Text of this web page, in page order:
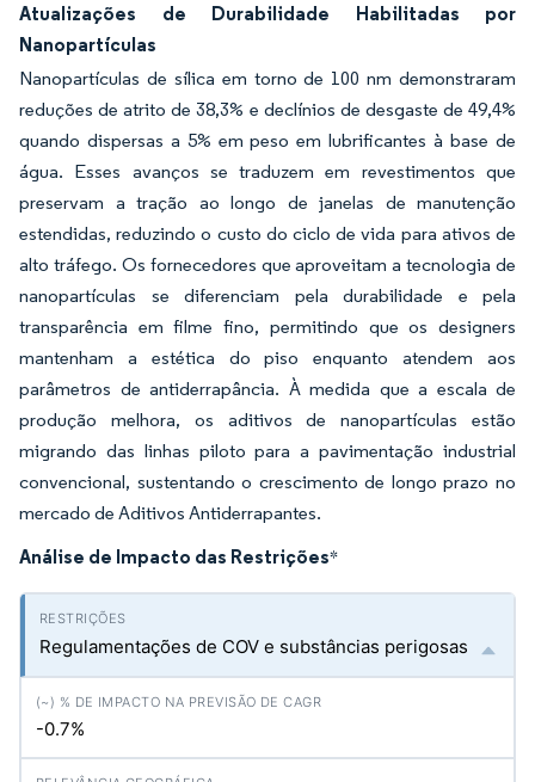
Atualizações de Durabilidade Habilitadas por
Nanopartículas
Nanopartículas de sílica em torno de 100 nm demonstraram
reduções de atrito de 38,3% e declínios de desgaste de 49,4%
quando dispersas a 5% em peso em lubrificantes à base de
água. Esses avanços se traduzem em revestimentos que
preservam a tração ao longo de janelas de manutenção
estendidas, reduzindo o custo do ciclo de vida para ativos de
alto tráfego. Os fornecedores que aproveitam a tecnologia de
nanopartículas se diferenciam pela durabilidade e pela
transparência em filme fino, permitindo que os designers
mantenham a estética do piso enquanto atendem aos
parâmetros de antiderrapância. À medida que a escala de
produção melhora, os aditivos de nanopartículas estão
migrando das linhas piloto para a pavimentação industrial
convencional, sustentando o crescimento de longo prazo no
mercado de Aditivos Antiderrapantes.
Análise de Impacto das Restrições*
Regulamentações de COV e substâncias perigosas
-0.7%